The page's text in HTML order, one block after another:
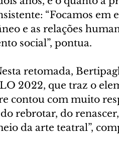
“Focamos em
e as relações
social”, pontua.
retomada,
2022, que traz o
contou com muito
rebrotar, do
da arte teatral”,